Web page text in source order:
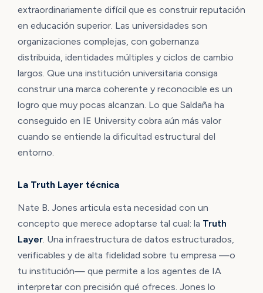
extraordinariamente difícil que es construir reputación
en educación superior. Las universidades son
organizaciones complejas, con gobernanza
distribuida, identidades múltiples y ciclos de cambio
largos. Que una institución universitaria consiga
construir una marca coherente y reconocible es un
logro que muy pocas alcanzan. Lo que Saldaña ha
conseguido en IE University cobra aún más valor
cuando se entiende la dificultad estructural del
entorno.
La Truth Layer técnica
Nate B. Jones articula esta necesidad con un
concepto que merece adoptarse tal cual: la Truth
Layer. Una infraestructura de datos estructurados,
verificables y de alta fidelidad sobre tu empresa —o
tu institución— que permite a los agentes de IA
interpretar con precisión qué ofreces. Jones lo